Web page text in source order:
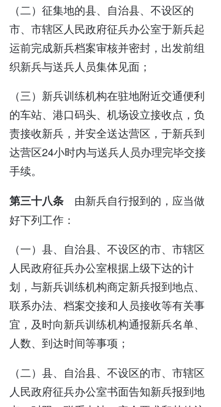
（二）征集地的县、自治县、不设区的
市、市辖区人民政府征兵办公室于新兵起
运前完成新兵档案审核并密封，出发前组
织新兵与送兵人员集体见面；
（三）新兵训练机构在驻地附近交通便利
的车站、港口码头、机场设立接收点，负
责接收新兵，并安全送达营区，于新兵到
达营区24小时内与送兵人员办理完毕交接
手续。
第三十八条 由新兵自行报到的，应当做
好下列工作：
（一）县、自治县、不设区的市、市辖区
人民政府征兵办公室根据上级下达的计
划，与新兵训练机构商定新兵报到地点、
联系办法、档案交接和人员接收等有关事
宜，及时向新兵训练机构通报新兵名单、
人数、到达时间等事项；
（二）县、自治县、不设区的市、市辖区
人民政府征兵办公室书面告知新兵报到地